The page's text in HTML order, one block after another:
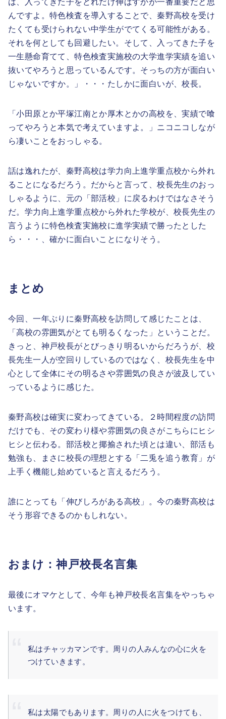
んですよ。特色検査を導入することで、秦野高校を受け
たくても受けられない中学生がでてくる可能性がある。
それを何としても回避したい。そして、入ってきた子を
一生懸命育てて、特色検査実施校の大学進学実績を追い
抜いてやろうと思っているんです。そっちの方が面白い
じゃないですか。」・・・たしかに面白いが、校長。
「小田原とか平塚江南とか厚木とかの高校を、実績で喰
ってやろうと本気で考えていますよ。」ニコニコしなが
ら凄いことをおっしゃる。
話は逸れたが、秦野高校は学力向上進学重点校から外れ
ることになるだろう。だからと言って、校長先生のおっ
しゃるように、元の「部活校」に戻るわけではなさそう
だ。学力向上進学重点校から外れた学校が、校長先生の
言うように特色検査実施校に進学実績で勝ったとした
ら・・・、確かに面白いことになりそう。
まとめ
今回、一年ぶりに秦野高校を訪問して感じたことは、
「高校の雰囲気がとても明るくなった」ということだ。
きっと、神戸校長がとびっきり明るいからだろうが、校
長先生一人が空回りしているのではなく、校長先生を中
心として全体にその明るさや雰囲気の良さが波及してい
っているように感じた。
秦野高校は確実に変わってきている。２時間程度の訪問
だけでも、その変わり様や雰囲気の良さがこちらにヒシ
ヒシと伝わる。部活校と揶揄された頃とは違い、部活も
勉強も、まさに校長の理想とする「二兎を追う教育」が
上手く機能し始めていると言えるだろう。
誰にとっても「伸びしろがある高校」。今の秦野高校は
そう形容できるのかもしれない。
おまけ：神戸校長名言集
最後にオマケとして、今年も神戸校長名言集をやっちゃ
います。
私はチャッカマンです。周りの人みんなの心に火を
つけていきます。
私は太陽でもあります。周りの人に火をつけても、